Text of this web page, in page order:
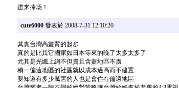
进来捧场！
cute6000發表於 2008-7-31 12:10:20
其實台灣高畫質的起步
真的是比其它國家如日本等來的晚了太多太多了
尤其是光纖上網不但貴且含蓋地區不廣
稍一偏遠地區的社區就以成本過高而不建置
要知道有多少厲害的人也是會住在偏遠地區